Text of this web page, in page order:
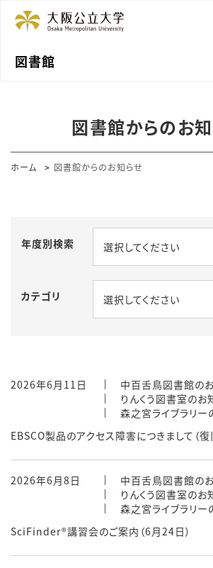
図書館
図書館からのお
ホーム 図書館からのお知らせ
年度別検索 選択してください
カテゴリ 選択してください
2026年6月11日
中百舌鳥図書館の
りんくう図書室のお
森之宮ライブラリー
EBSCO製品のアクセス障害につきまして（復
2026年6月8日
中百舌鳥図書館の
りんくう図書室のお
森之宮ライブラリー
SciFinder®講習会のご案内（6月24日）